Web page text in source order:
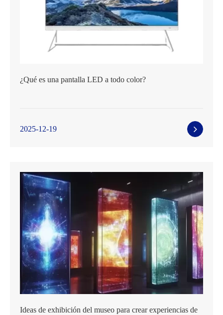
¿Qué es una pantalla LED a todo color?
2025-12-19
Ideas de exhibición del museo para crear experiencias de